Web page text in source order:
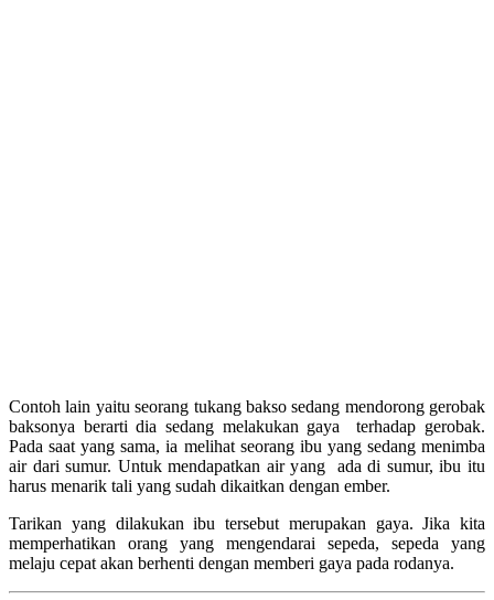
Contoh lain yaitu seorang tukang bakso sedang mendorong gerobak
baksonya berarti dia sedang melakukan gaya terhadap gerobak.
Pada saat yang sama, ia melihat seorang ibu yang sedang menimba
air dari sumur. Untuk mendapatkan air yang ada di sumur, ibu itu
harus menarik tali yang sudah dikaitkan dengan ember.
Tarikan yang dilakukan ibu tersebut merupakan gaya. Jika kita
memperhatikan orang yang mengendarai sepeda, sepeda yang
melaju cepat akan berhenti dengan memberi gaya pada rodanya.